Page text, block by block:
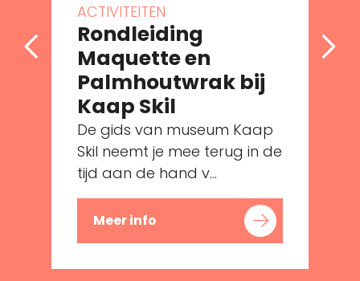
ACTIVITEITEN
Rondleiding
Maquette en
Palmhoutwrak bij
Kaap Skil
De gids van museum Kaap
Skil neemt je mee terug in de
tijd aan de hand v...
Meer info